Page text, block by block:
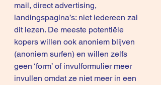
mail, direct advertising,
landingspagina’s: niet iedereen zal
dit lezen. De meeste potentiële
kopers willen ook anoniem blijven
(anoniem surfen) en willen zelfs
geen ‘form’ of invulformulier meer
invullen omdat ze niet meer in een